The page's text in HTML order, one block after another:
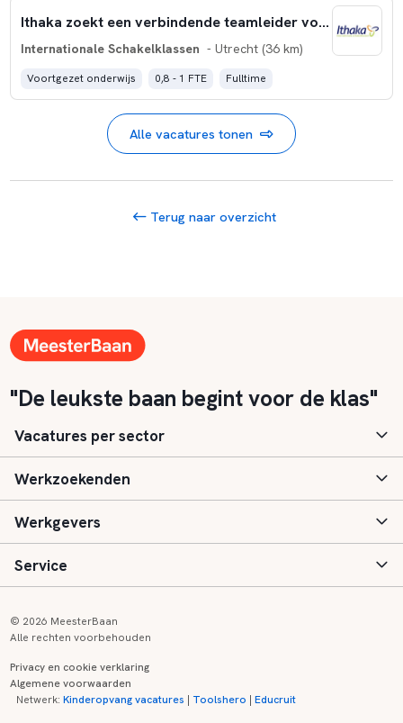
Ithaka zoekt een verbindende teamleider voor Internationale Schakelklassen
Internationale Schakelklassen - Utrecht (36 km)
Voortgezet onderwijs 0,8 - 1 FTE Fulltime
Alle vacatures tonen
Terug naar overzicht
"De leukste baan begint voor de klas"
Vacatures per sector
Basisonderwijs
Speciaal (basis) onderwijs
Voortgezet onderwijs
Kinderopvang
Werkzoekenden
Aanmelden
Vacatures
Zij-instroom informatie
Werkgevers
Inloggen
Registreren
Service
Onderwijs links
© 2026 MeesterBaan
Alle rechten voorbehouden
Privacy en cookie verklaring
Algemene voorwaarden
Netwerk:Kinderopvang vacatures | Toolshero |Educruit